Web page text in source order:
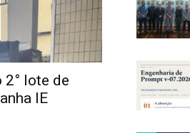
2° lote de
IE